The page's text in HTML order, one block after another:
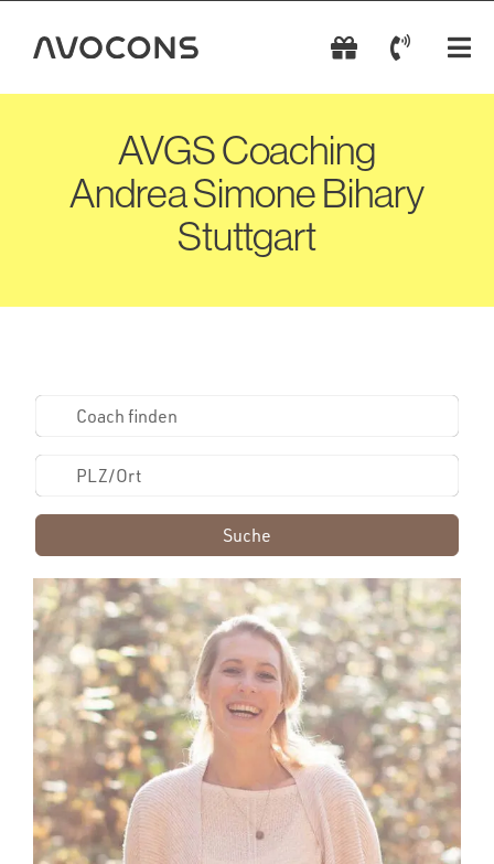
Inhalt
Coach wählen
Kontakt
AVGS Coaching
Andrea Simone Bihary
Stuttgart
Suche